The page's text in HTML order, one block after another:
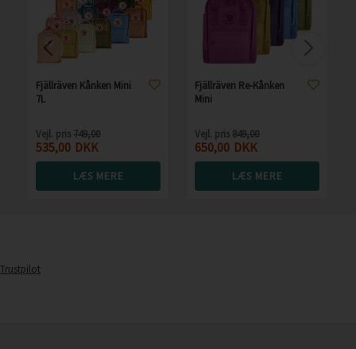
Fjällräven Kånken Mini
7L
Vejl. pris 749,00
535,00 DKK
LÆS MERE
Fjällräven Re-Kånken
Mini
Vejl. pris 849,00
650,00 DKK
LÆS MERE
Trustpilot